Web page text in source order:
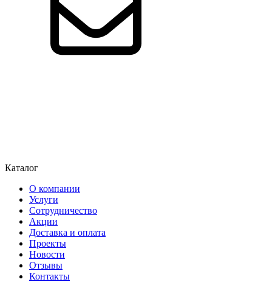
Каталог
О компании
Услуги
Сотрудничество
Акции
Доставка и оплата
Проекты
Новости
Отзывы
Контакты